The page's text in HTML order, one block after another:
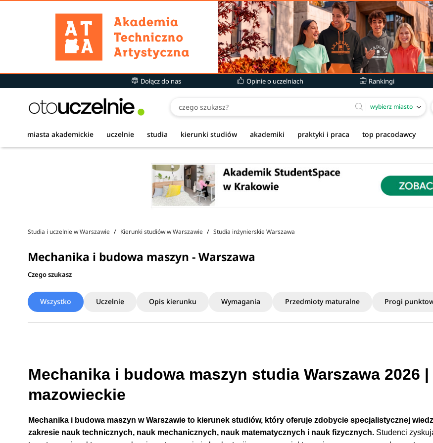
Dołącz do nas Opinie o uczelniach Rankingi
wybierz miasto
miasta akademickie uczelnie studia kierunki studiów akademiki praktyki i praca top pracodawcy
Studia i uczelnie w Warszawie Kierunki studiów w Warszawie Studia inżynierskie Warszawa
Mechanika i budowa maszyn - Warszawa
Czego szukasz
Wszystko Uczelnie Opis kierunku Wymagania Przedmioty maturalne Progi
Mechanika i budowa maszyn studia Warszawa 2026
mazowieckie
Mechanika i budowa maszyn w Warszawie to kierunek studiów, który oferuje zdobycie specjalistycznej
zakresie nauk technicznych, nauk mechanicznych, nauk matematycznych i nauk fizycznych. Studenci